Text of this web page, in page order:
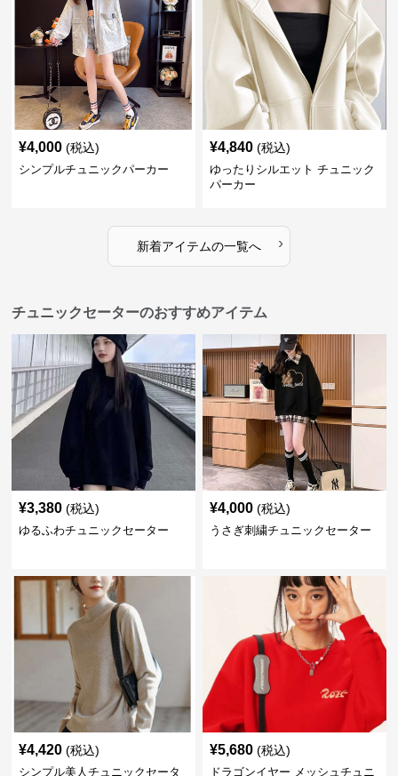
¥4,000 (税込)
シンプルチュニックパーカー
¥4,840 (税込)
ゆったりシルエット チュニック
パーカー
新着アイテムの一覧へ ›
チュニックセーターのおすすめアイテム
¥3,380 (税込)
ゆるふわチュニックセーター
¥4,000 (税込)
うさぎ刺繍チュニックセーター
¥4,420 (税込)
シンプル美人チュニックセータ
¥5,680 (税込)
ドラゴンイヤー メッシュチュニ